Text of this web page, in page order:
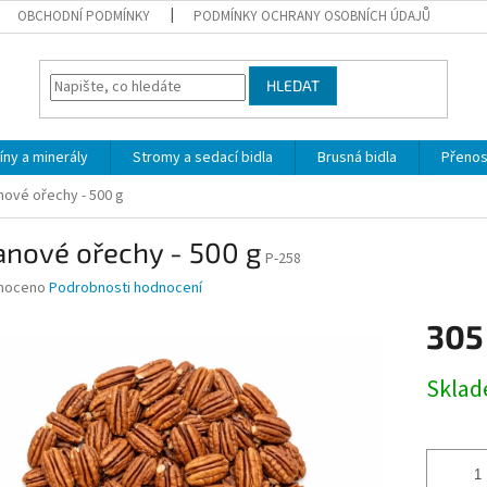
OBCHODNÍ PODMÍNKY PODMÍNKY OCHRANY OSOBNÍCH ÚDAJŮ
HLEDAT
a minerály Stromy a sedací bidla Brusná bidla
ořechy - 500 g
ořechy - 500 g P-258
Podrobnosti hodnocení
cena: